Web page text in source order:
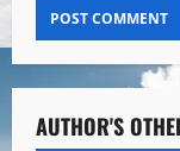
AUTHOR'S